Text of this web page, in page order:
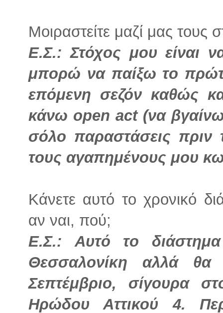
Μοιραστείτε μαζί μας τους
Ε.Σ.:Στόχος μου είναι
μπορώ να παίξω το
επόμενη σεζόν καθώς
κάνω open act (να
σόλο παραστάσεις
τους αγαπημένους μου
Κάνετε αυτό το χρονικό
αν ναι, πού;
Ε.Σ.: Αυτό το
Θεσσαλονίκη αλλά θα
Σεπτέμβριο, σίγουρα
Ηρώδου Αττικού 4.